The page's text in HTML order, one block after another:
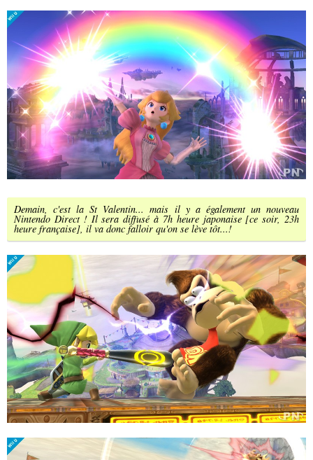
Demain, c'est la St Valentin... mais il y a également un nouveau
Nintendo Direct ! Il sera diffusé à 7h heure japonaise [ce soir, 23h
heure française], il va donc falloir qu'on se lève tôt...!